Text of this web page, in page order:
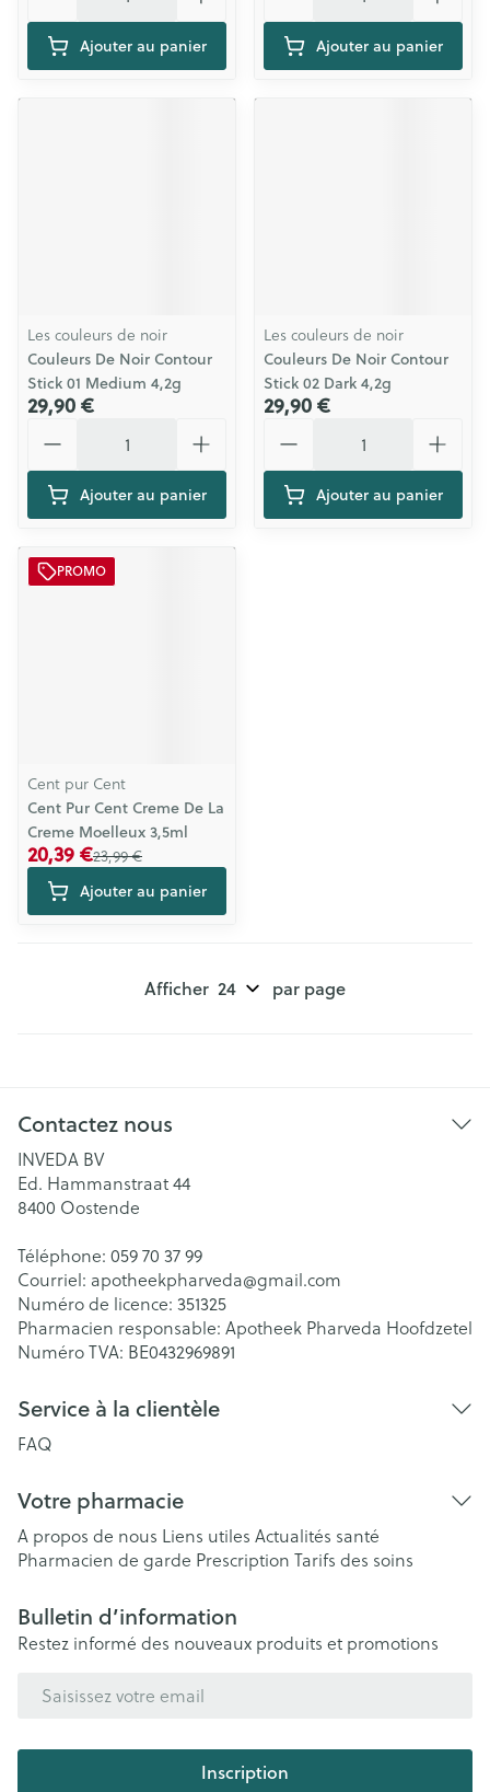
Ajouter au panier Ajouter au panier
Les couleurs de noir
Couleurs De Noir Contour
Stick 01 Medium 4,2g
29,90 €
Ajouter au panier
Les couleurs de noir
Couleurs De Noir Contour
Stick 02 Dark 4,2g
29,90 €
Ajouter au panier
PROMO
Cent pur Cent
Cent Pur Cent Creme De La
Creme Moelleux 3,5ml
23,99 €
20,39 €
Ajouter au panier
Afficher par page
Contactez nous
INVEDA BV
Ed. Hammanstraat 44
8400 Oostende
Téléphone: 059 70 37 99
Courriel: apotheekpharveda@gmail.com
Numéro de licence: 351325
Pharmacien responsable: Apotheek Pharveda Hoofdzetel
Numéro TVA: BE0432969891
Service à la clientèle
FAQ
Votre pharmacie
A propos de nous Liens utiles Actualités santé
Pharmacien de garde Prescription Tarifs des soins
Bulletin d’information
Restez informé des nouveaux produits et promotions
Inscription